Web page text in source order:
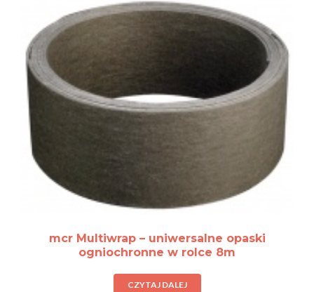
mcr Multiwrap – uniwersalne opaski
ogniochronne w rolce 8m
CZYTAJ DALEJ